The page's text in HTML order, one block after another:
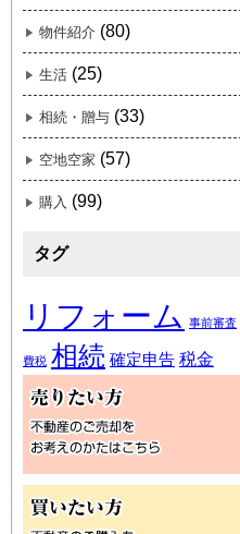
物件紹介 (80)
生活 (25)
相続・贈与 (33)
空地空家 (57)
購入 (99)
タグ
リフォーム 事前審査
費税 相続 確定申告 税金